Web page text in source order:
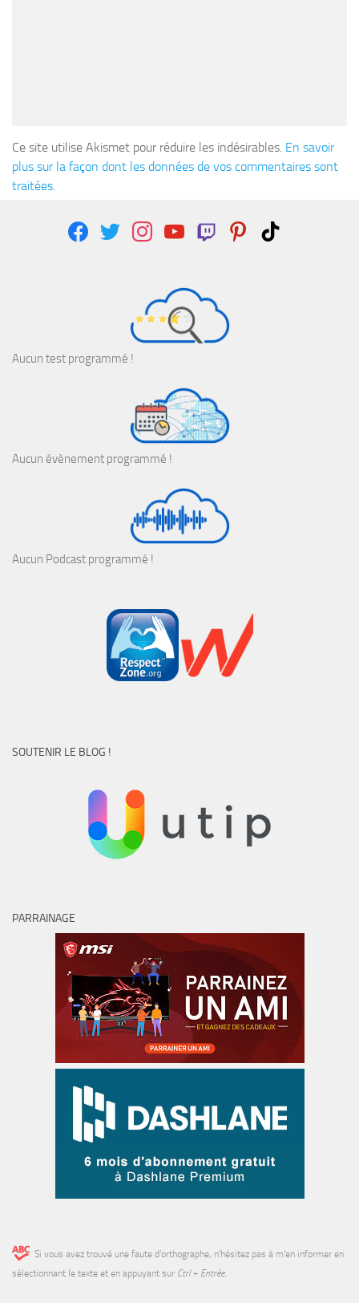
Ce site utilise Akismet pour réduire les indésirables. En savoir
plus sur la façon dont les données de vos commentaires sont
traitées.
facebooktwitter instagramyoutubetwitch pinteresttiktok
Aucun test programmé !
Aucun évènement programmé !
Aucun Podcast programmé !
SOUTENIR LE BLOG !
PARRAINAGE
Si vous avez trouvé une faute d’orthographe, n'hésitez pas à m'en informer en
sélectionnant le texte et en appuyant sur Ctrl + Entrée.